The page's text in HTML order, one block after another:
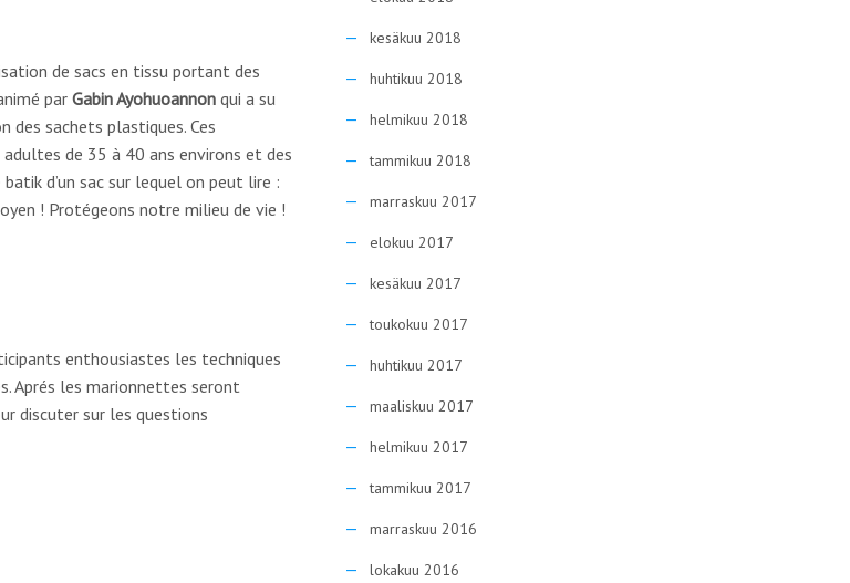
de sacs en tissu portant des
parGabin Ayohuoannon qui a su
des sachets plastiques. Ces
de 35 à 40 ans environs et des
d’un sac sur lequel on peut lire :
! Protégeons notre milieu de vie !
enthousiastes les techniques
Aprés les marionnettes seront
discuter sur les questions
kesäkuu 2018
huhtikuu 2018
helmikuu 2018
tammikuu 2018
marraskuu 2017
elokuu 2017
kesäkuu 2017
toukokuu 2017
huhtikuu 2017
maaliskuu 2017
helmikuu 2017
tammikuu 2017
marraskuu 2016
lokakuu 2016